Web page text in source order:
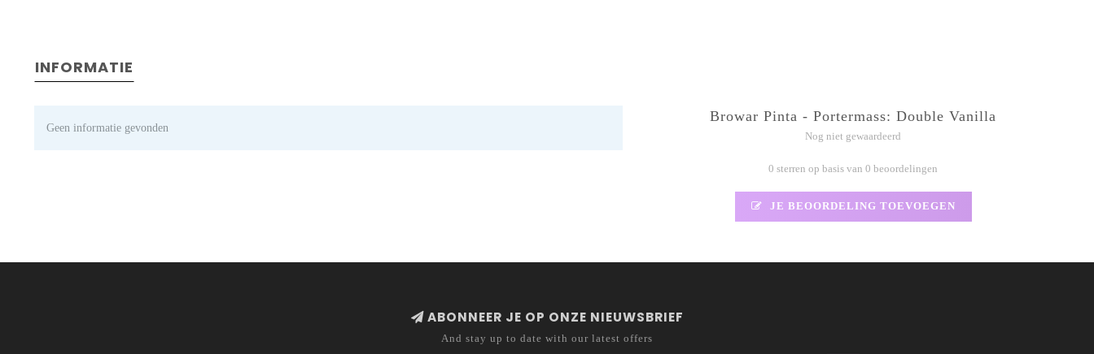
INFORMATIE
Geen informatie gevonden
Browar Pinta - Portermass: Double Vanilla
Nog niet gewaardeerd
0 sterren op basis van 0 beoordelingen
JE BEOORDELING TOEVOEGEN
ABONNEER JE OP ONZE NIEUWSBRIEF
And stay up to date with our latest offers